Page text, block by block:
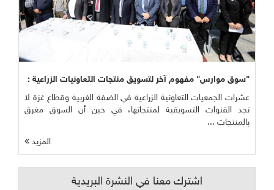
"سوق موارس" مفهوم آخر لتسويق منتجات التعاونيات الزراعية :
عشرات الجمعيات التعاونية الزراعية في الضفة الغربية وقطاع غزة لا
تجد القنوات التسويقية لمنتجاتها، في حين أن السوق مغرق
بالمنتجات ...
المزيد
اشترك معنا في النشرة البريدية